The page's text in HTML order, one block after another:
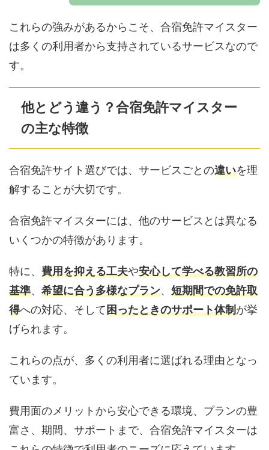
これらの強みがあるからこそ、合宿免許マイスター
は多くの利用者から支持されているサービスなので
す。
他とどう違う？合宿免許マイスター
の主な特徴
合宿免許サイト選びでは、サービスごとの違いを理
解することが大切です。
合宿免許マイスターには、他のサービスとは異なる
いくつかの特徴があります。
特に、 費用を抑える工夫や安心して学べる教習所の
基準、 希望に合う多様なプラン、 短期間での免許取
得への対応、そして困ったときのサポート体制が挙
げられます。
これらの点が、多くの利用者に選ばれる理由となっ
ています。
費用面のメリットから安心できる環境、プランの豊
富さ、期間、サポートまで、合宿免許マイスターは